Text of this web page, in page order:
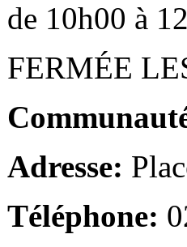
de 10h00 à
FERMÉE
Adresse:
Téléphone: